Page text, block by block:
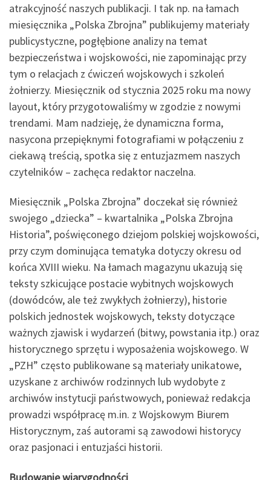
atrakcyjność naszych publikacji. I tak np. na łamach
miesięcznika „Polska Zbrojna” publikujemy materiały
publicystyczne, pogłębione analizy na temat
bezpieczeństwa i wojskowości, nie zapominając przy
tym o relacjach z ćwiczeń wojskowych i szkoleń
żołnierzy. Miesięcznik od stycznia 2025 roku ma nowy
layout, który przygotowaliśmy w zgodzie z nowymi
trendami. Mam nadzieję, że dynamiczna forma,
nasycona przepięknymi fotografiami w połączeniu z
ciekawą treścią, spotka się z entuzjazmem naszych
czytelników – zachęca redaktor naczelna.
Miesięcznik „Polska Zbrojna” doczekał się również
swojego „dziecka” – kwartalnika „Polska Zbrojna
Historia”, poświęconego dziejom polskiej wojskowości,
przy czym dominująca tematyka dotyczy okresu od
końca XVIII wieku. Na łamach magazynu ukazują się
teksty szkicujące postacie wybitnych wojskowych
(dowódców, ale też zwykłych żołnierzy), historie
polskich jednostek wojskowych, teksty dotyczące
ważnych zjawisk i wydarzeń (bitwy, powstania itp.) oraz
historycznego sprzętu i wyposażenia wojskowego. W
„PZH” często publikowane są materiały unikatowe,
uzyskane z archiwów rodzinnych lub wydobyte z
archiwów instytucji państwowych, ponieważ redakcja
prowadzi współpracę m.in. z Wojskowym Biurem
Historycznym, zaś autorami są zawodowi historycy
oraz pasjonaci i entuzjaści historii.
Budowanie wiarygodności